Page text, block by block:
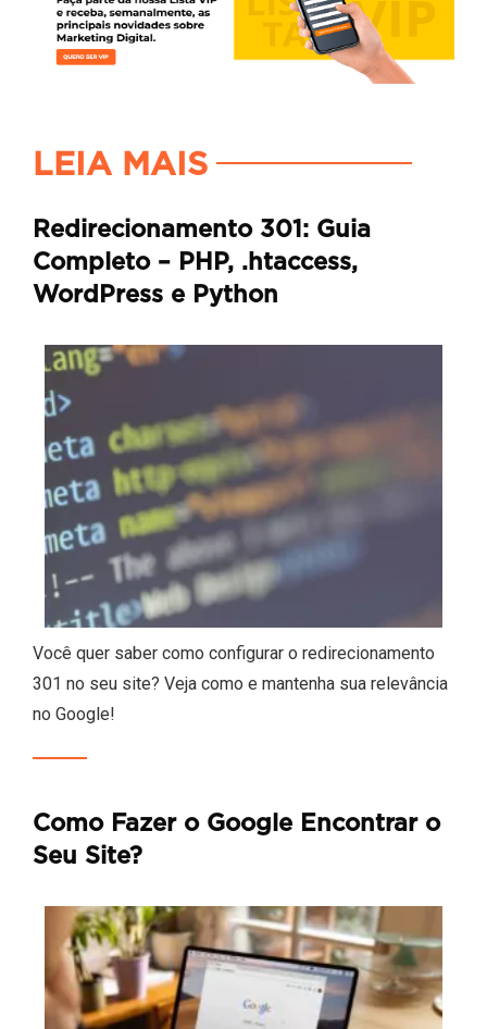
LEIA MAIS
Redirecionamento 301: Guia
Completo – PHP, .htaccess,
WordPress e Python
Você quer saber como configurar o redirecionamento
301 no seu site? Veja como e mantenha sua relevância
no Google!
Como Fazer o Google Encontrar o
Seu Site?